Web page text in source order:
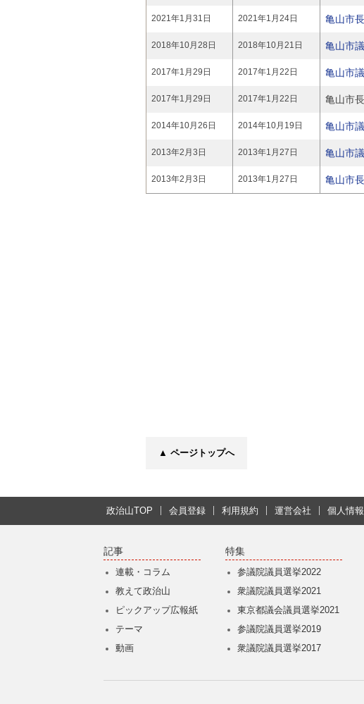
2021年1月31日 2021年1月24日 亀山市
2018年10月28日 2018年10月21日 亀山市
2017年1月29日 2017年1月22日 亀山市
2017年1月29日 2017年1月22日 亀山市
2014年10月26日 2014年10月19日 亀山市
2013年2月3日 2013年1月27日 亀山市
2013年2月3日 2013年1月27日 亀山市
▲ ページトップへ
政治山TOP 会員登録 利用規約 運営会社 個人情
記事
連載・コラム
教えて政治山
ピックアップ広報紙
テーマ
動画
特集
参議院議員選挙2022
衆議院議員選挙2021
東京都議会議員選挙2021
参議院議員選挙2019
衆議院議員選挙2017